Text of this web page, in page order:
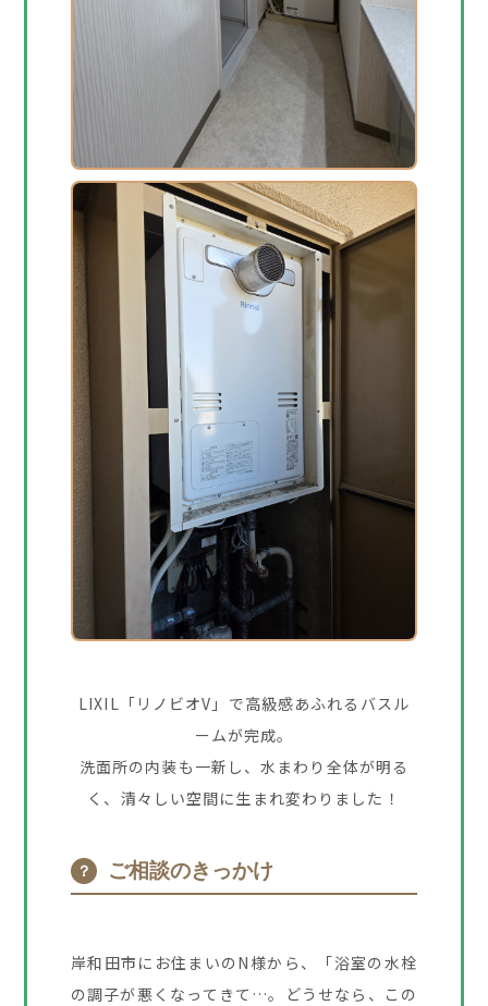
LIXIL「リノビオV」で高級感あふれるバスル
ームが完成。
洗面所の内装も一新し、水まわり全体が明る
く、清々しい空間に生まれ変わりました！
？ ご相談のきっかけ
岸和田市にお住まいのN様から、「浴室の水栓
の調子が悪くなってきて…。どうせなら、この